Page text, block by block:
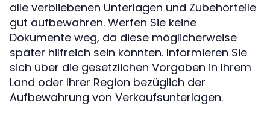
alle verbliebenen Unterlagen und Zubehörteile
gut aufbewahren. Werfen Sie keine
Dokumente weg, da diese möglicherweise
später hilfreich sein könnten. Informieren Sie
sich über die gesetzlichen Vorgaben in Ihrem
Land oder Ihrer Region bezüglich der
Aufbewahrung von Verkaufsunterlagen.